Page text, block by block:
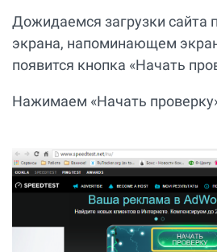
Дожидаемся загрузки сайта
экрана, напоминающем
появится кнопка «Начать
Нажимаем «Начать